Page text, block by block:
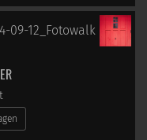
09-12_Fotowalk